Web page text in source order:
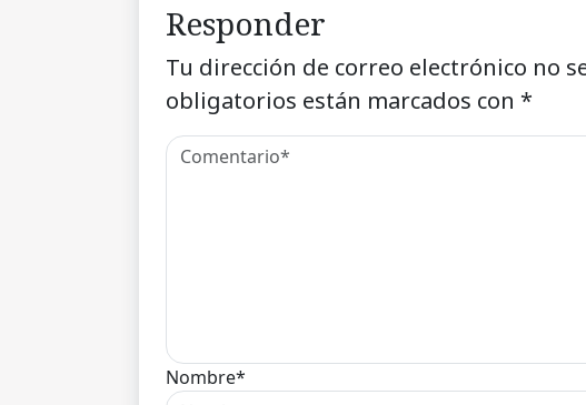
Responder
Tu dirección de correo electrónico no
obligatorios están marcados con *
Nombre*